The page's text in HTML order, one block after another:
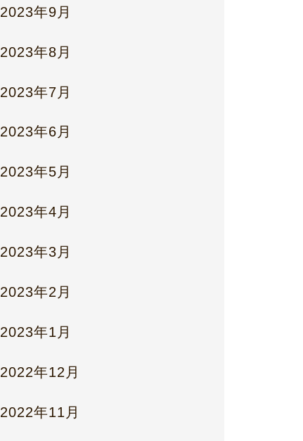
2023年9月
2023年8月
2023年7月
2023年6月
2023年5月
2023年4月
2023年3月
2023年2月
2023年1月
2022年12月
2022年11月